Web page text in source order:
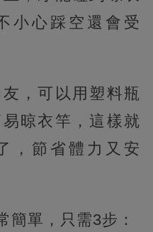
小心踩空還會受
，可以用塑料瓶
晾衣竿，這樣就
，節省體力又安
簡單，只需3步：